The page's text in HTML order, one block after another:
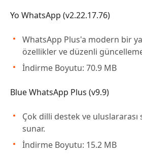
Yo WhatsApp (v2.22.17.76)
WhatsApp Plus'a modern bir
özellikler ve düzenli
İndirme Boyutu: 70.9 MB
Blue WhatsApp Plus (v9.9)
Çok dilli destek ve uluslararası
sunar.
İndirme Boyutu: 15.2 MB